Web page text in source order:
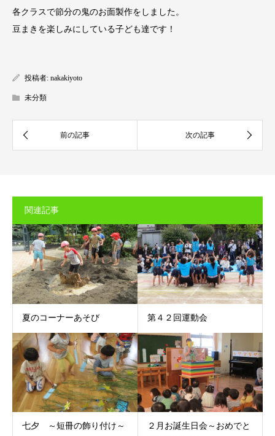
各クラスで節分の鬼のお面製作をしました。
豆まきを楽しみにしている子ども達です！
投稿者: nakakiyoto
未分類
関連記事
夏のコーナーあそび 第４２回運動会
七夕 ～短冊の飾り付け～
２月お誕生日会～おめでと